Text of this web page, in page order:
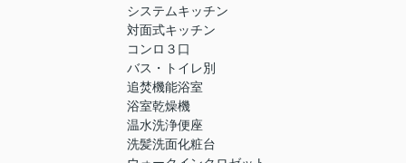
システムキッチン
対面式キッチン
コンロ３口
バス・トイレ別
追焚機能浴室
浴室乾燥機
温水洗浄便座
洗髪洗面化粧台